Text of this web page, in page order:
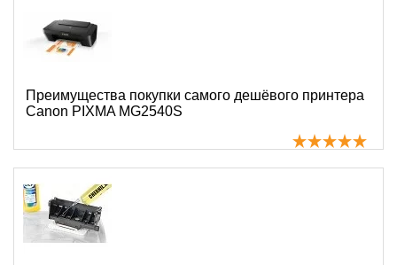
Преимущества покупки самого дешёвого принтера
Canon PIXMA MG2540S